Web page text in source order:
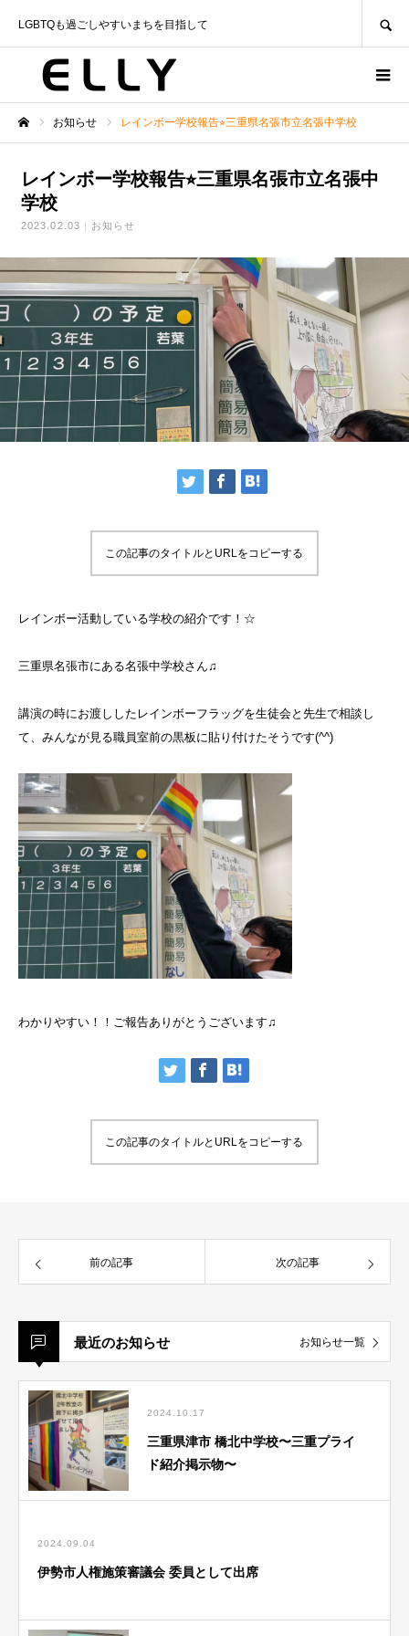
LGBTQも過ごしやすいまちを目指して
お知らせ レインボー学校報告⭐︎三重県名張市立名張中学校
レインボー学校報告⭐︎三重県名張市立名張中
学校
2023.02.03 お知らせ
この記事のタイトルとURLをコピーする
レインボー活動している学校の紹介です！☆
三重県名張市にある名張中学校さん♫
講演の時にお渡ししたレインボーフラッグを生徒会と先生で相談し
て、みんなが見る職員室前の黒板に貼り付けたそうです(^^)
わかりやすい！！ご報告ありがとうございます♫
この記事のタイトルとURLをコピーする
前の記事 次の記事
最近のお知らせ お知らせ一覧
2024.10.17
三重県津市 橋北中学校〜三重プライ
ド紹介掲示物〜
2024.09.04
伊勢市人権施策審議会 委員として出席